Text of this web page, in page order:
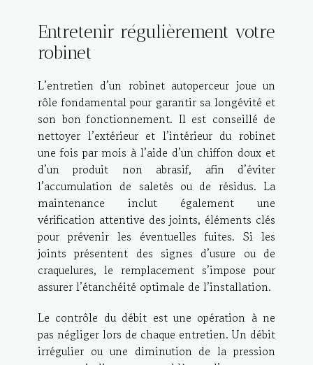
Entretenir régulièrement votre
robinet
L’entretien d’un robinet autoperceur joue un
rôle fondamental pour garantir sa longévité et
son bon fonctionnement. Il est conseillé de
nettoyer l’extérieur et l’intérieur du robinet
une fois par mois à l’aide d’un chiffon doux et
d’un produit non abrasif, afin d’éviter
l’accumulation de saletés ou de résidus. La
maintenance inclut également une
vérification attentive des joints, éléments clés
pour prévenir les éventuelles fuites. Si les
joints présentent des signes d’usure ou de
craquelures, le remplacement s’impose pour
assurer l’étanchéité optimale de l’installation.
Le contrôle du débit est une opération à ne
pas négliger lors de chaque entretien. Un débit
irrégulier ou une diminution de la pression